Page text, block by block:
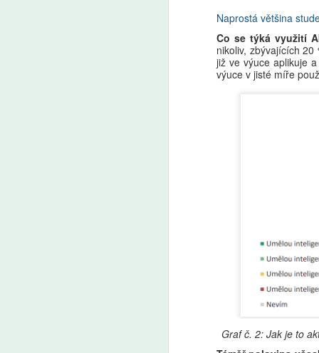
Naprostá většina
Co se týká využití
nikoliv, zbývajících
již ve výuce aplikuje
výuce v jisté míře
Graf č. 2: Jak je to
a